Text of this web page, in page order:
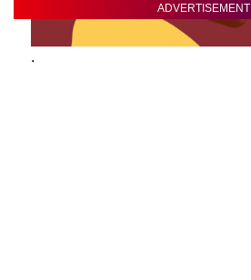
ADVERTISEMENT
.